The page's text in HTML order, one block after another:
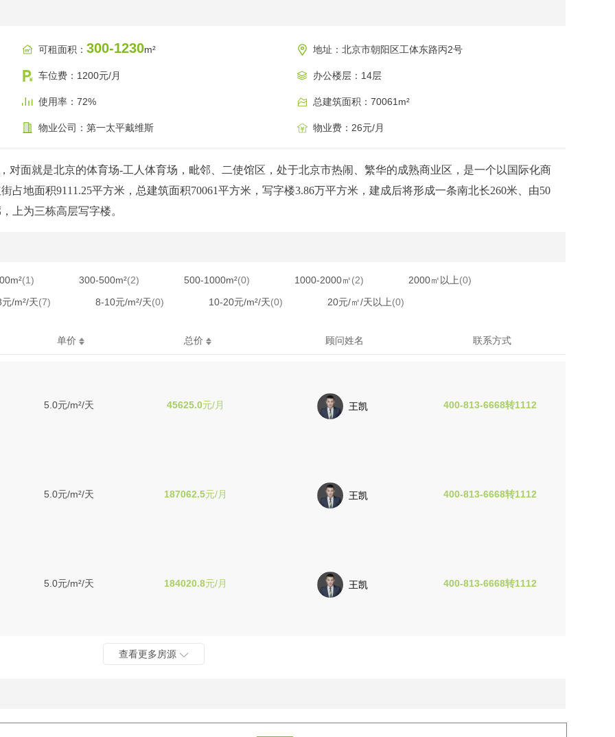
可租面积： 300-1230m² 地址：北京市朝阳区工体东路丙2号
车位费：1200元/月 办公楼层：14层
使用率：72% 总建筑面积：70061m²
物业公司：第一太平戴维斯 物业费：26元/月
对面就是北京的体育场-工人体育场，毗邻、二使馆区，处于北京市热闹、繁华的成熟商业区，是一个以国际化商
占地面积9111.25平方米，总建筑面积70061平方米，写字楼3.86万平方米，建成后将形成一条南北长260米、由50
上为三栋高层写字楼。
(1) 300-500m²(2) 500-1000m²(0) 1000-2000㎡(2) 2000㎡以上(0)
/m²/天(7) 8-10元/m²/天(0) 10-20元/m²/天(0) 20元/㎡/天以上(0)
单价 总价 顾问姓名 联系方式
5.0元/m²/天 45625.0元/月 王凯 400-813-6668转1112
5.0元/m²/天 187062.5元/月 王凯 400-813-6668转1112
5.0元/m²/天 184020.8元/月 王凯 400-813-6668转1112
查看更多房源